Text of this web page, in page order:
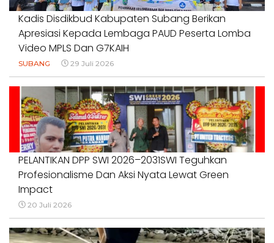
Kadis Disdikbud Kabupaten Subang Berikan
Apresiasi Kepada Lembaga PAUD Peserta Lomba
Video MPLS Dan G7KAIH
SUBANG 29 Juli 2026
PELANTIKAN DPP SWI 2026–2031SWI Teguhkan
Profesionalisme Dan Aksi Nyata Lewat Green
Impact
20 Juli 2026